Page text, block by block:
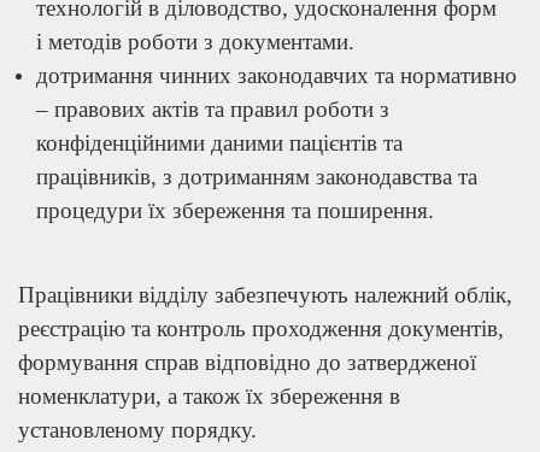
технологій в діловодство, удосконалення форм
і методів роботи з документами.
дотримання чинних законодавчих та нормативно
– правових актів та правил роботи з
конфіденційними даними пацієнтів та
працівників, з дотриманням законодавства та
процедури їх збереження та поширення.
Працівники відділу забезпечують належний облік,
реєстрацію та контроль проходження документів,
формування справ відповідно до затвердженої
номенклатури, а також їх збереження в
установленому порядку.